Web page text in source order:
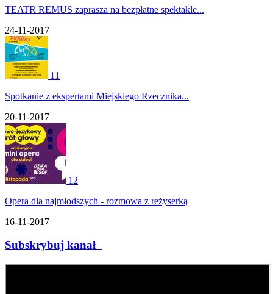
TEATR REMUS zaprasza na bezpłatne spektakle...
24-11-2017
11
Spotkanie z ekspertami Miejskiego Rzecznika...
20-11-2017
12
Opera dla najmłodszych - rozmowa z reżyserką
16-11-2017
Subskrybuj kanał